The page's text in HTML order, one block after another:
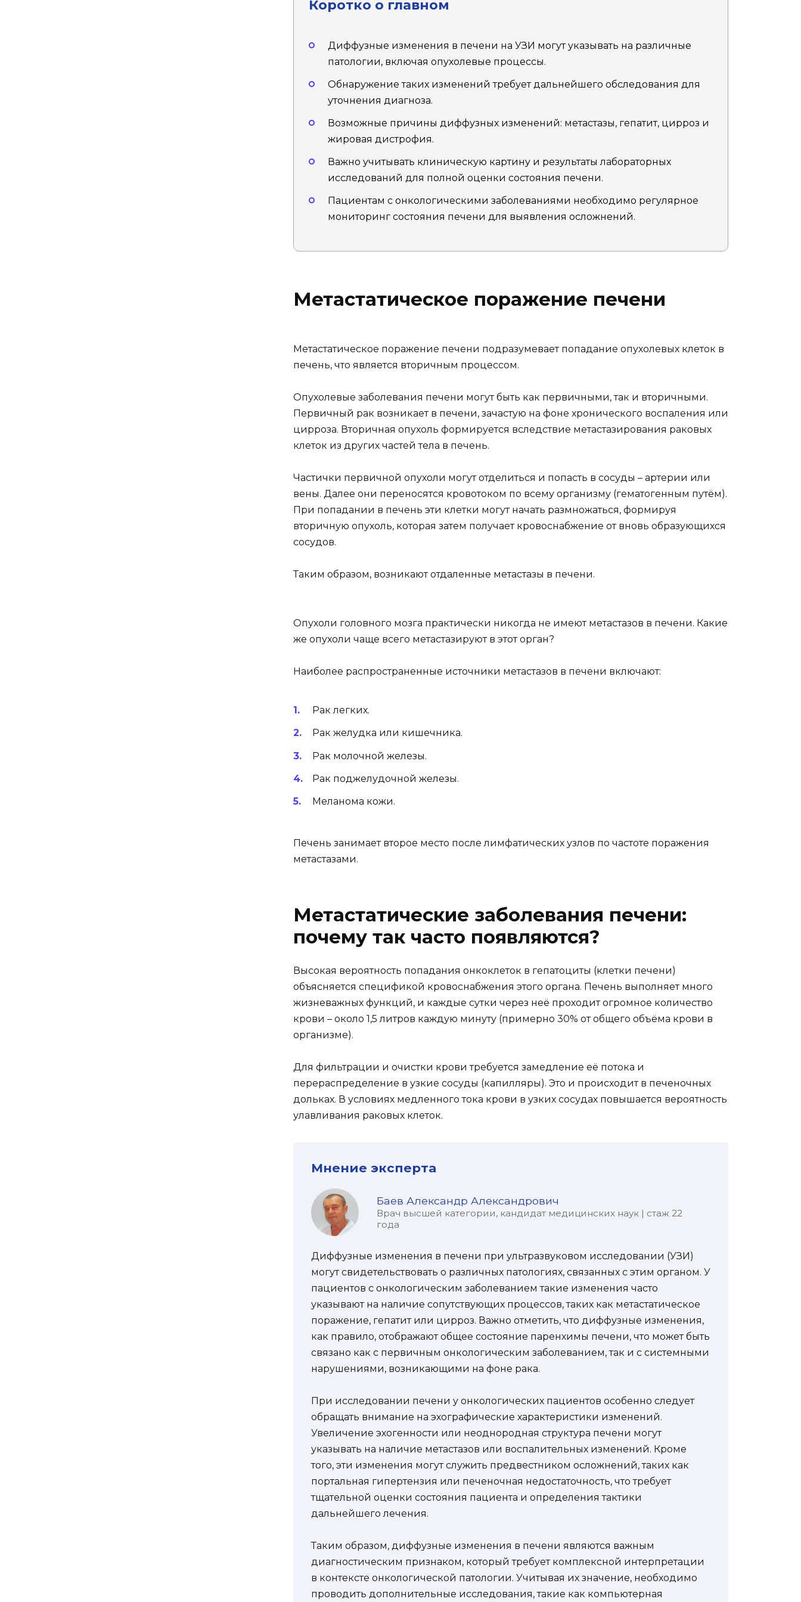
Коротко о главном
Диффузные изменения в печени на УЗИ могут указывать на различные
патологии, включая опухолевые процессы.
Обнаружение таких изменений требует дальнейшего обследования для
уточнения диагноза.
Возможные причины диффузных изменений: метастазы, гепатит, цирроз и
жировая дистрофия.
Важно учитывать клиническую картину и результаты лабораторных
исследований для полной оценки состояния печени.
Пациентам с онкологическими заболеваниями необходимо регулярное
мониторинг состояния печени для выявления осложнений.
Метастатическое поражение печени
Метастатическое поражение печени подразумевает попадание опухолевых клеток в
печень, что является вторичным процессом.
Опухолевые заболевания печени могут быть как первичными, так и вторичными.
Первичный рак возникает в печени, зачастую на фоне хронического воспаления или
цирроза. Вторичная опухоль формируется вследствие метастазирования раковых
клеток из других частей тела в печень.
Частички первичной опухоли могут отделиться и попасть в сосуды – артерии или
вены. Далее они переносятся кровотоком по всему организму (гематогенным путём).
При попадании в печень эти клетки могут начать размножаться, формируя
вторичную опухоль, которая затем получает кровоснабжение от вновь образующихся
сосудов.
Таким образом, возникают отдаленные метастазы в печени.
Опухоли головного мозга практически никогда не имеют метастазов в печени. Какие
же опухоли чаще всего метастазируют в этот орган?
Наиболее распространенные источники метастазов в печени включают:
Рак легких.
Рак желудка или кишечника.
Рак молочной железы.
Рак поджелудочной железы.
Меланома кожи.
Печень занимает второе место после лимфатических узлов по частоте поражения
метастазами.
Метастатические заболевания печени:
почему так часто появляются?
Высокая вероятность попадания онкоклеток в гепатоциты (клетки печени)
объясняется спецификой кровоснабжения этого органа. Печень выполняет много
жизневажных функций, и каждые сутки через неё проходит огромное количество
крови – около 1,5 литров каждую минуту (примерно 30% от общего объёма крови в
организме).
Для фильтрации и очистки крови требуется замедление её потока и
перераспределение в узкие сосуды (капилляры). Это и происходит в печеночных
дольках. В условиях медленного тока крови в узких сосудах повышается вероятность
улавливания раковых клеток.
Мнение эксперта
Баев Александр Александрович
Врач высшей категории, кандидат медицинских наук | стаж 22
года
Диффузные изменения в печени при ультразвуковом исследовании (УЗИ)
могут свидетельствовать о различных патологиях, связанных с этим органом. У
пациентов с онкологическим заболеванием такие изменения часто
указывают на наличие сопутствующих процессов, таких как метастатическое
поражение, гепатит или цирроз. Важно отметить, что диффузные изменения,
как правило, отображают общее состояние паренхимы печени, что может быть
связано как с первичным онкологическим заболеванием, так и с системными
нарушениями, возникающими на фоне рака.
При исследовании печени у онкологических пациентов особенно следует
обращать внимание на эхографические характеристики изменений.
Увеличение эхогенности или неоднородная структура печени могут
указывать на наличие метастазов или воспалительных изменений. Кроме
того, эти изменения могут служить предвестником осложнений, таких как
портальная гипертензия или печеночная недостаточность, что требует
тщательной оценки состояния пациента и определения тактики
дальнейшего лечения.
Таким образом, диффузные изменения в печени являются важным
диагностическим признаком, который требует комплексной интерпретации
в контексте онкологической патологии. Учитывая их значение, необходимо
проводить дополнительные исследования, такие как компьютерная